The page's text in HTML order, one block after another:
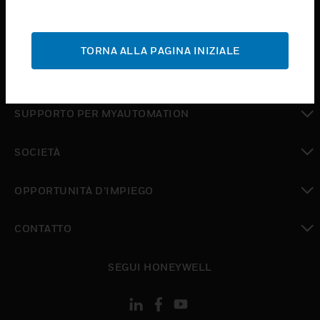
ASSISTENZA
toggle view
toggle view
SUPPORTO PER MYAUTOMATION
SOCIETÀ
OPPORTUNITÀ D’IMPIEGO
CONTATTO
SEGUI HONEYWELL
TORNA ALLA PAGINA INIZIALE